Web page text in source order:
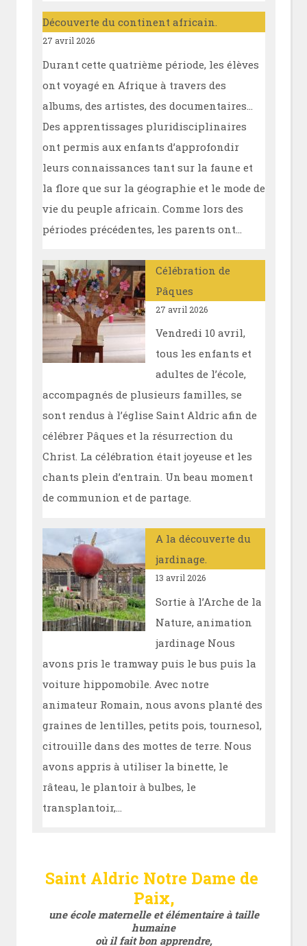
Découverte du continent africain.
27 avril 2026
Durant cette quatrième période, les élèves
ont voyagé en Afrique à travers des
albums, des artistes, des documentaires…
Des apprentissages pluridisciplinaires
ont permis aux enfants d’approfondir
leurs connaissances tant sur la faune et
la flore que sur la géographie et le mode de
vie du peuple africain. Comme lors des
périodes précédentes, les parents ont…
Célébration de
Pâques
27 avril 2026
Vendredi 10 avril,
tous les enfants et
adultes de l’école,
accompagnés de plusieurs familles, se
sont rendus à l’église Saint Aldric afin de
célébrer Pâques et la résurrection du
Christ. La célébration était joyeuse et les
chants plein d’entrain. Un beau moment
de communion et de partage.
A la découverte du
jardinage.
13 avril 2026
Sortie à l’Arche de la
Nature, animation
jardinage Nous
avons pris le tramway puis le bus puis la
voiture hippomobile. Avec notre
animateur Romain, nous avons planté des
graines de lentilles, petits pois, tournesol,
citrouille dans des mottes de terre. Nous
avons appris à utiliser la binette, le
râteau, le plantoir à bulbes, le
transplantoir,…
Saint Aldric Notre Dame de
Paix,
une école maternelle et élémentaire à taille
humaine
où il fait bon apprendre,